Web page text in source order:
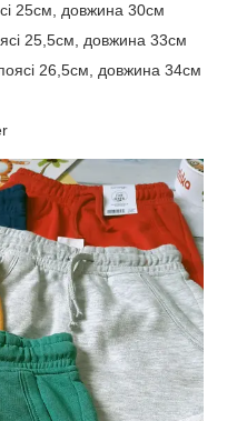
25см, довжина 30см
25,5см, довжина 33см
26,5см, довжина 34см